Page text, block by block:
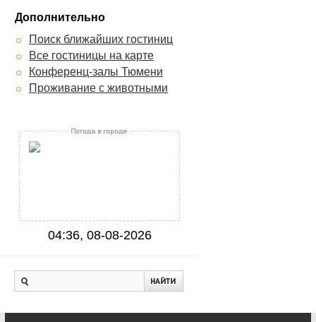
Дополнительно
Поиск ближайших гостиниц
Все гостиницы на карте
Конференц-залы Тюмени
Проживание с животными
04:36, 08-08-2026